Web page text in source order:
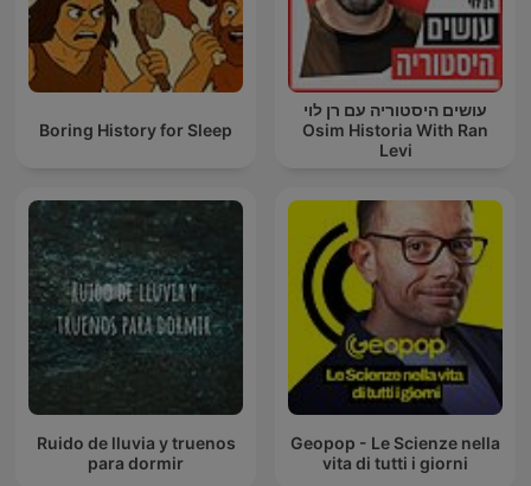
Boring History for Sleep
עושים היסטוריה עם רן לוי
Osim Historia With Ran
Levi
Ruido de lluvia y truenos
para dormir
Geopop - Le Scienze nella
vita di tutti i giorni